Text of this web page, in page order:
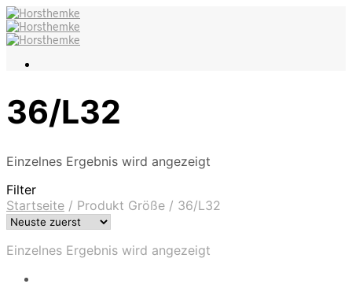
36/L32
Einzelnes Ergebnis wird angezeigt
Filter
Startseite / Produkt Größe / 36/L32
Einzelnes Ergebnis wird angezeigt